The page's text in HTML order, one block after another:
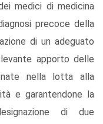
medici di medicina
precoce della
di un adeguato
apporto delle
nella lotta alla
e garantendone la
di due